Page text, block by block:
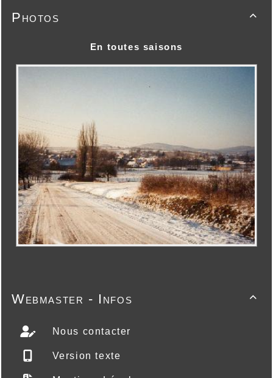

Photos
En toutes saisons

Webmaster - Infos
Nous contacter
Version texte